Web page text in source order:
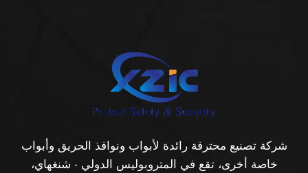
شركة تصنيع محترفة رائدة لأبواب ونوافذ الحريق وأبواب
خاصة أخرى، تقع في المتروبوليس الدولي - شنغهاي،